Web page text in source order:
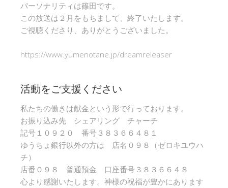
パーソナリティは篠田です。
この放送は２月をもちまして、終了いたします。
ご視聴くださり、ありがとうございました。
https://www.yumenotane.jp/dreamreleaser
活動をご支援ください
私たちの働きは献金という形で行っております。
お振り込み先 シェアリング チャーチ
記号１０９２０ 番号３８３６６４８１
ゆうちょ銀行以外の方は 店名０９８（ゼロキユウハ
チ）
店番０９８ 普通預金 口座番号３８３６６４８
心より感謝いたします。神様の祝福が豊かにあります